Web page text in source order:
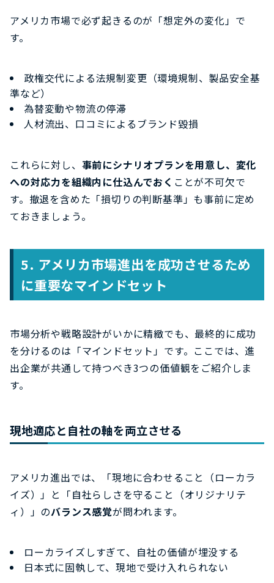
アメリカ市場で必ず起きるのが「想定外の変化」で
す。
政権交代による法規制変更（環境規制、製品安全基
準など）
為替変動や物流の停滞
人材流出、口コミによるブランド毀損
これらに対し、 事前にシナリオプランを用意し、変化
への対応力を組織内に仕込んでおく ことが不可欠で
す。撤退を含めた「損切りの判断基準」も事前に定め
ておきましょう。
5. アメリカ市場進出を成功させるため
に重要なマインドセット
市場分析や戦略設計がいかに精緻でも、最終的に成功
を分けるのは「マインドセット」です。ここでは、進
出企業が共通して持つべき3つの価値観をご紹介しま
す。
現地適応と自社の軸を両立させる
アメリカ進出では、「現地に合わせること（ローカラ
イズ）」と「自社らしさを守ること（オリジナリテ
ィ）」のバランス感覚が問われます。
ローカライズしすぎて、自社の価値が埋没する
日本式に固執して、現地で受け入れられない